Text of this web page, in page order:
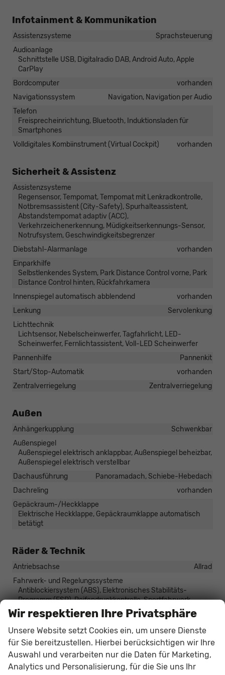
Infotainment & Kommunikation
Assistenzsysteme
Sprachsteuerung
Audioanlage
Schnittstelle USB, Digitalradio DAB, Android Auto, Apple
CarPlay
Bordcomputer
vorhanden
Navigationssystem
Navigation, Navigation per Audio
Telefon
Freisprecheinrichtung, Bluetooth, Induktionsladen für
Smartphones
Volldigitales Kombiinstrument (Virtual Cockpit)
vorhanden
Sicherheit & Assistenz
Assistenzsysteme
Regensensor, Tempomat, Tempomat mit Lenkradkontrolle,
Notbremsassistent (City-Safety), Spurhalteassistent,
Abstandstempomat adaptiv (ACC),
Verkehrzeichenerkennung, Müdigkeitserkennungs-Sensor,
Notrufsystem, Geschwindigkeitsbegrenzer
Diebstahl-Alarmanlage
vorhanden
Einparkhilfe
Selbstlenkendes System, Park Distance Control vorne, Park
Distance Control hinten, Rückfahrkamera
Innenspiegel automatisch abblendend
vorhanden
Lenkung
Servolenkung
Lichttechnik
Lichtsensor, Nebelscheinwerfer, Tagfahrlicht, LED-
Scheinwerfer, Fernlichtassistent, Voll-LED Scheinwerfer
Pannenhilfe
Pannenkit
Start/Stop-Automatik
vorhanden
Zentralverriegelung
Zentralverriegelung
Außen
Anhängerkupplung
Schwenkbar
Außenspiegel
Außenspiegel elektrisch anklappbar, Außenspiegel beheizbar,
Außenspiegel elektrisch verstellbar
Dachausführung
Panoramadach, Schiebe-Hebedach
Dachreling
vorhanden
Gepäckraum-/Heckklappe
Elektrische Heckklappe, Gepäckraumklappe automatisch
betätigt
Räder & Technik
Antriebsachse
Allrad
Fahrwerk- und Regelungssysteme
Antiblockiersystem (ABS), Elektronisches Stabilitäts-
Programm (ESP), Reifendruckkontrolle, Sportfahrwerk
Felgentyp
Leichtmetallfelge
Sonstiges
Antriebsart
Verbrennungsmotor (ICE)
Anzahl Sitzplätze
Wir respektieren Ihre Privatsphäre
Unsere Website setzt Cookies ein, um unsere Dienste
für Sie bereitzustellen. Hierbei berücksichtigen wir Ihre
Auswahl und verarbeiten nur die Daten für Marketing,
Analytics und Personalisierung, für die Sie uns Ihr